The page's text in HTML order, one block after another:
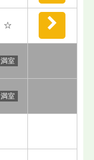
☆
満室
満室